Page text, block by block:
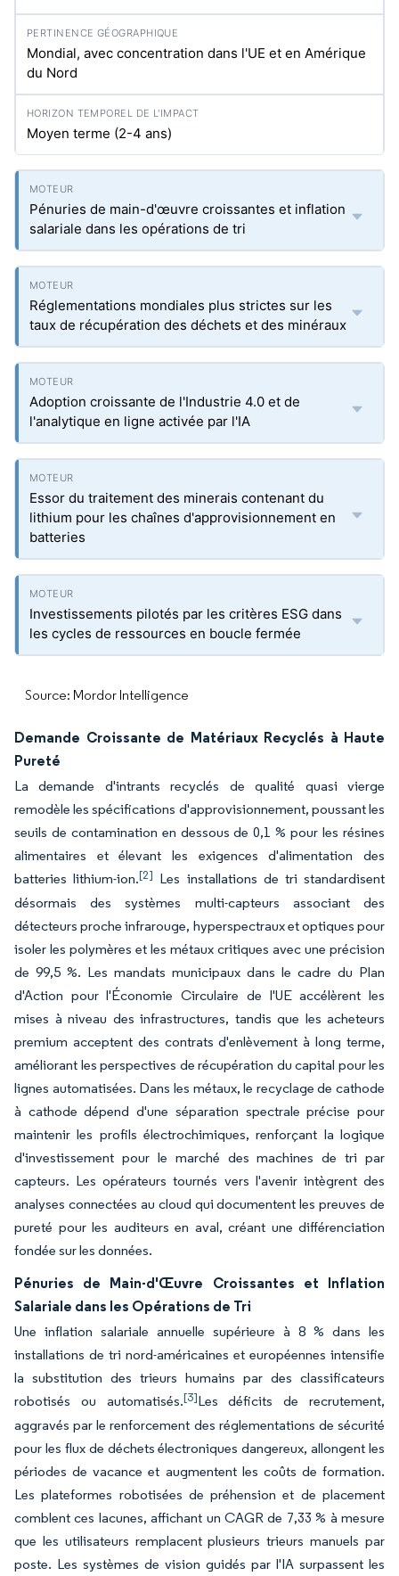
Mondial, avec concentration dans l'UE et en Amérique
du Nord
Moyen terme (2-4 ans)
Pénuries de main-d'œuvre croissantes et inflation
salariale dans les opérations de tri
Réglementations mondiales plus strictes sur les
taux de récupération des déchets et des minéraux
Adoption croissante de l'Industrie 4.0 et de
l'analytique en ligne activée par l'IA
Essor du traitement des minerais contenant du
lithium pour les chaînes d'approvisionnement en
batteries
Investissements pilotés par les critères ESG dans
les cycles de ressources en boucle fermée
Source: Mordor Intelligence
Demande Croissante de Matériaux Recyclés à Haute
Pureté
La demande d'intrants recyclés de qualité quasi vierge
remodèle les spécifications d'approvisionnement, poussant les
seuils de contamination en dessous de 0,1 % pour les résines
alimentaires et élevant les exigences d'alimentation des
batteries lithium-ion.[2] Les installations de tri standardisent
désormais des systèmes multi-capteurs associant des
détecteurs proche infrarouge, hyperspectraux et optiques pour
isoler les polymères et les métaux critiques avec une précision
de 99,5 %. Les mandats municipaux dans le cadre du Plan
d'Action pour l'Économie Circulaire de l'UE accélèrent les
mises à niveau des infrastructures, tandis que les acheteurs
premium acceptent des contrats d'enlèvement à long terme,
améliorant les perspectives de récupération du capital pour les
lignes automatisées. Dans les métaux, le recyclage de cathode
à cathode dépend d'une séparation spectrale précise pour
maintenir les profils électrochimiques, renforçant la logique
d'investissement pour le marché des machines de tri par
capteurs. Les opérateurs tournés vers l'avenir intègrent des
analyses connectées au cloud qui documentent les preuves de
pureté pour les auditeurs en aval, créant une différenciation
fondée sur les données.
Pénuries de Main-d'Œuvre Croissantes et Inflation
Salariale dans les Opérations de Tri
Une inflation salariale annuelle supérieure à 8 % dans les
installations de tri nord-américaines et européennes intensifie
la substitution des trieurs humains par des classificateurs
robotisés ou automatisés.[3]Les déficits de recrutement,
aggravés par le renforcement des réglementations de sécurité
pour les flux de déchets électroniques dangereux, allongent les
périodes de vacance et augmentent les coûts de formation.
Les plateformes robotisées de préhension et de placement
comblent ces lacunes, affichant un CAGR de 7,33 % à mesure
que les utilisateurs remplacent plusieurs trieurs manuels par
poste. Les systèmes de vision guidés par l'IA surpassent les